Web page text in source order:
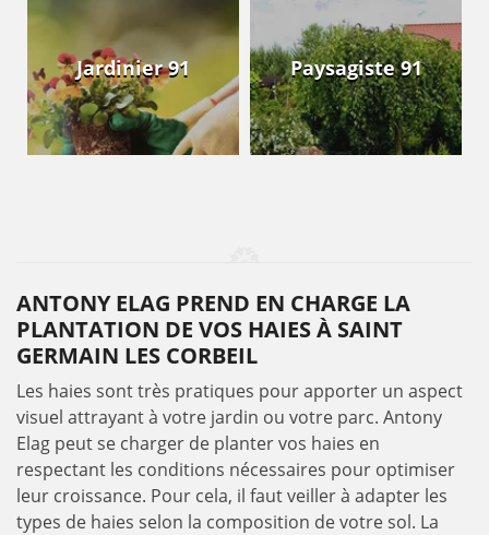
Jardinier 91 Paysagiste 91
ANTONY ELAG PREND EN CHARGE LA
PLANTATION DE VOS HAIES À SAINT
GERMAIN LES CORBEIL
Les haies sont très pratiques pour apporter un aspect
visuel attrayant à votre jardin ou votre parc. Antony
Elag peut se charger de planter vos haies en
respectant les conditions nécessaires pour optimiser
leur croissance. Pour cela, il faut veiller à adapter les
types de haies selon la composition de votre sol. La